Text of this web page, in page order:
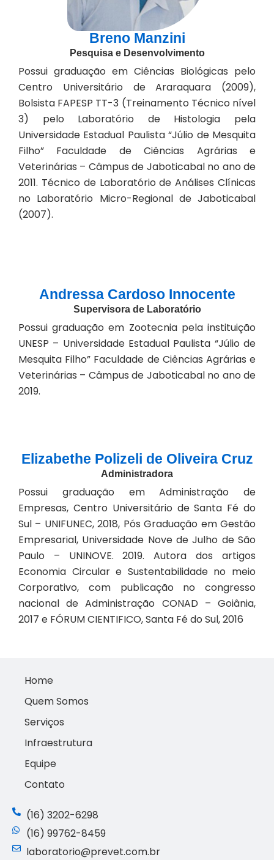
Breno Manzini
Pesquisa e Desenvolvimento
Possui graduação em Ciências Biológicas pelo
Centro Universitário de Araraquara (2009),
Bolsista FAPESP TT-3 (Treinamento Técnico nível
3) pelo Laboratório de Histologia pela
Universidade Estadual Paulista “Júlio de Mesquita
Filho” Faculdade de Ciências Agrárias e
Veterinárias – Câmpus de Jaboticabal no ano de
2011. Técnico de Laboratório de Análises Clínicas
no Laboratório Micro-Regional de Jaboticabal
(2007).
Andressa Cardoso Innocente
Supervisora de Laboratório
Possui graduação em Zootecnia pela instituição
UNESP – Universidade Estadual Paulista “Júlio de
Mesquita Filho” Faculdade de Ciências Agrárias e
Veterinárias – Câmpus de Jaboticabal no ano de
2019.
Elizabethe Polizeli de Oliveira Cruz
Administradora
Possui graduação em Administração de
Empresas, Centro Universitário de Santa Fé do
Sul – UNIFUNEC, 2018, Pós Graduação em Gestão
Empresarial, Universidade Nove de Julho de São
Paulo – UNINOVE. 2019. Autora dos artigos
Economia Circular e Sustentabilidade no meio
Corporativo, com publicação no congresso
nacional de Administração CONAD – Goiânia,
2017 e FÓRUM CIENTIFICO, Santa Fé do Sul, 2016
Home
Quem Somos
Serviços
Infraestrutura
Equipe
Contato
(16) 3202-6298
(16) 99762-8459
laboratorio@prevet.com.br